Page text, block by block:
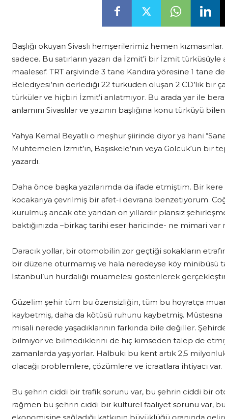
Başlığı okuyan Sivaslı hemşerilerimiz hemen
sadece. Bu satırların yazarı da İzmit’i bir İzmit
maalesef. TRT arşivinde 3 tane Kandıra yöresine 1 tane
Belediyesi’nin derlediği 22 türküden oluşan 2 CD’lik bir
türküler ve hiçbiri İzmit’i anlatmıyor. Bu arada yar ile
anlamını Sivaslılar ve yazının başlığına konu türküyü
Yahya Kemal Beyatlı o meşhur şiirinde diyor ya hani
Muhtemelen İzmit’in, Başiskele’nin veya Gölcük’ün bir
yazardı.
Daha önce başka yazılarımda da ifade etmiştim. Bir
kocakarıya çevrilmiş bir afet-i devrana benzetiyorum.
kurulmuş ancak öte yandan on yıllardır plansız
baktığınızda –birkaç tarihi eser haricinde- ne mimari
Daracık yollar, bir otomobilin zor geçtiği sokakların
bir düzene oturmamış ve hala neredeyse köy minibüsü
İstanbul’un hurdalığı muamelesi gösterilerek
Güzelim şehir tüm bu özensizliğin, tüm bu hoyratça
kaybetmiş, daha da kötüsü ruhunu kaybetmiş. Müstesna
misali nerede yaşadıklarının farkında bile değiller.
bilmiyor ve bilmediklerini de hiç kimseden talep de
zamanlarda yaşıyorlar. Halbuki bu kent artık 2,5
olacağı problemlere, çözümlere ve icraatlara ihtiyacı var.
Bu şehrin ciddi bir trafik sorunu var, bu şehrin ciddi bir
rağmen bu şehrin ciddi bir kültürel faaliyet sorunu var,
ekonomisine sağladığı katkının büyüklüğü oranında